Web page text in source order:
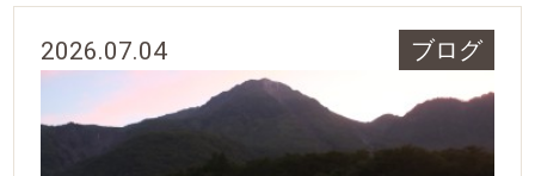
2026.07.04 ブログ